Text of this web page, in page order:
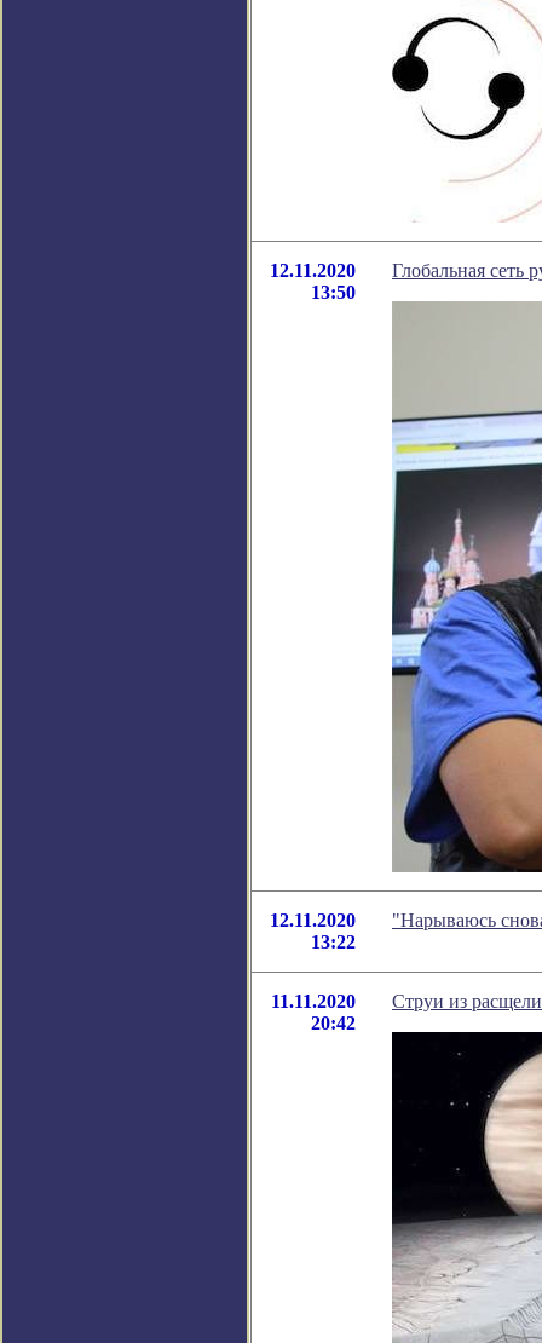
12.11.2020
13:50
Глобальная
12.11.2020
13:22
"Нарываюсь
11.11.2020
20:42
Струи из